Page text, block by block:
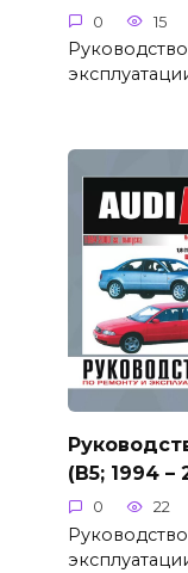
0 15
(B5; 1994 –
0 22